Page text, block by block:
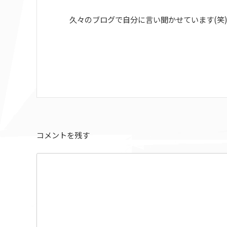
久々のブログで自分に言い聞かせています(笑
コメントを残す